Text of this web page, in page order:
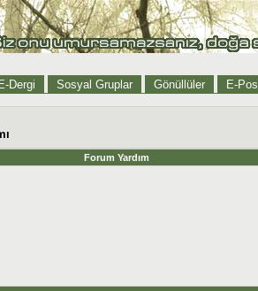
E-Dergi Sosyal Gruplar Gönüllüler E-
Forum Yardım